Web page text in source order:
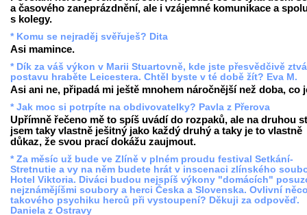
a časového zaneprázdnění, ale i vzájemné komunikace a
s kolegy.
* Komu se nejraděj svěřuješ? Dita
Asi mamince.
* Dík za váš výkon v Marii Stuartovně, kde jste přesvědčivě
postavu hraběte Leicestera. Chtěl byste v té době žít? Eva M.
Asi ani ne, připadá mi ještě mnohem náročnější než doba, co
* Jak moc si potrpíte na obdivovatelky? Pavla z Přerova
Upřímně řečeno mě to spíš uvádí do rozpaků, ale na druhou
jsem taky vlastně ješitný jako každý druhý a taky je to vlastně
důkaz, že svou prací dokážu zaujmout.
* Za měsíc už bude ve Zlíně v plném proudu festival Setkání-
Stretnutie a vy na něm budete hrát v inscenaci zlínského
Hotel Viktoria. Diváci budou nejspíš výkony "domácích"
nejznámějíšmi soubory a herci Česka a Slovenska. Ovlivní
takového psychiku herců při vystoupení? Děkuji za odpověď.
Daniela z Ostravy